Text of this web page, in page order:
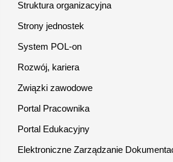
Struktura organizacyjna
Strony jednostek
System POL-on
Rozwój, kariera
Związki zawodowe
Portal Pracownika
Portal Edukacyjny
Elektroniczne Zarządzanie